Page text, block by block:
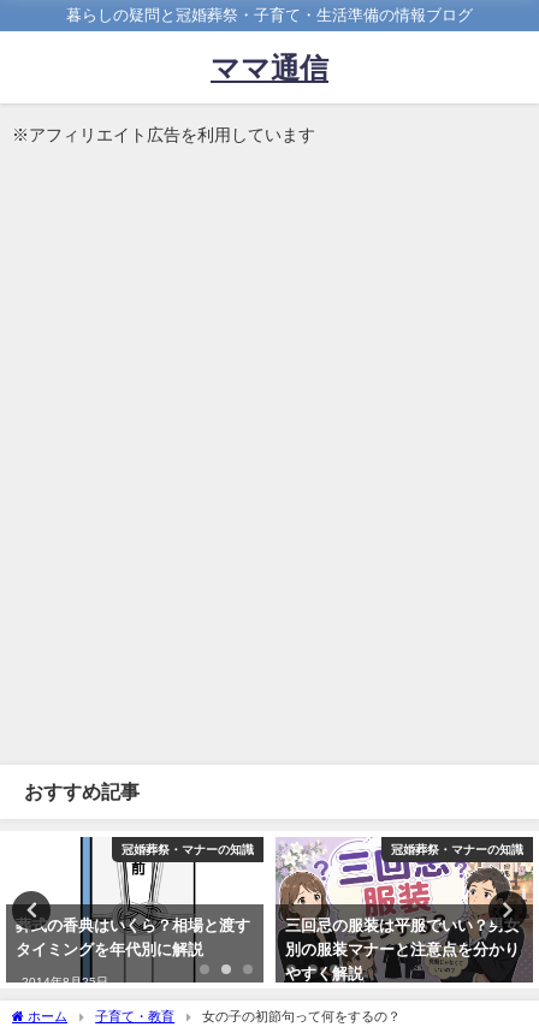
暮らしの疑問と冠婚葬祭・子育て・生活準備の情報ブログ
ママ通信
※アフィリエイト広告を利用しています
おすすめ記事
冠婚葬祭・マナーの知識
葬式の香典はいくら？相場と渡す
タイミングを年代別に解説
2014年8月25日
冠婚葬祭・マナーの知識
三回忌の服装は平服でいい？男女
別の服装マナーと注意点を分かり
やすく解説
ホーム 子育て・教育 女の子の初節句って何をするの？